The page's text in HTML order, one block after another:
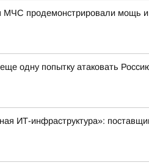
МЧС продемонстрировали мощь
одну попытку атаковать
ИТ-инфраструктура»: